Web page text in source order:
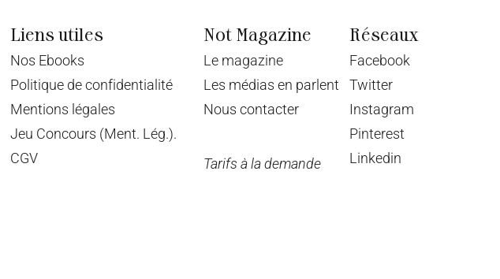
Liens utiles
Nos Ebooks
Politique de confidentialité
Mentions légales
Jeu Concours (Ment. Lég.).
CGV
Not Magazine
Le magazine
Les médias en parlent
Nous contacter
Tarifs à la demande
Réseaux
Facebook
Twitter
Instagram
Pinterest
Linkedin